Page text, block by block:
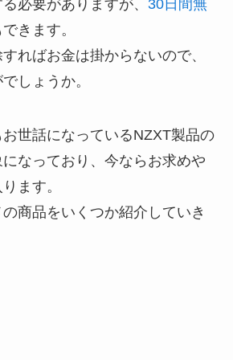
必要がありますが、 30日間無
きます。
ればお金は掛からないので、
しょうか。
世話になっているNZXT製品の
なっており、今ならお求めや
ます。
商品をいくつか紹介していき